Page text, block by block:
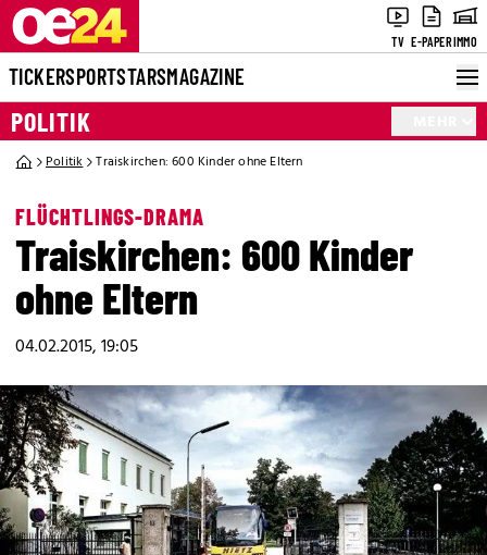
TV E-PAPERIMMO
TICKERSPORTSTARSMAGAZINE
POLITIK
Politik Traiskirchen: 600 Kinder ohne Eltern
FLÜCHTLINGS-DRAMA
Traiskirchen: 600 Kinder
ohne Eltern
04.02.2015, 19:05